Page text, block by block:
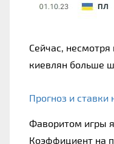
Сейчас,
киевлян больше
Прогноз и
Фаворитом игры
Коэффициент на